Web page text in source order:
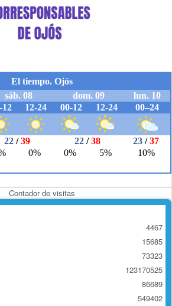
Contador de visitas
4467
15685
73323
123170525
86689
549402